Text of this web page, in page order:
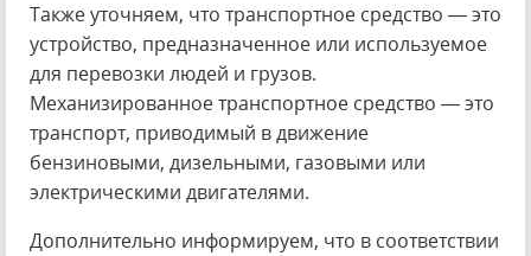
Также уточняем, что транспортное средство — это
устройство, предназначенное или используемое
для перевозки людей и грузов.
Механизированное транспортное средство — это
транспорт, приводимый в движение
бензиновыми, дизельными, газовыми или
электрическими двигателями.
Дополнительно информируем, что в соответствии